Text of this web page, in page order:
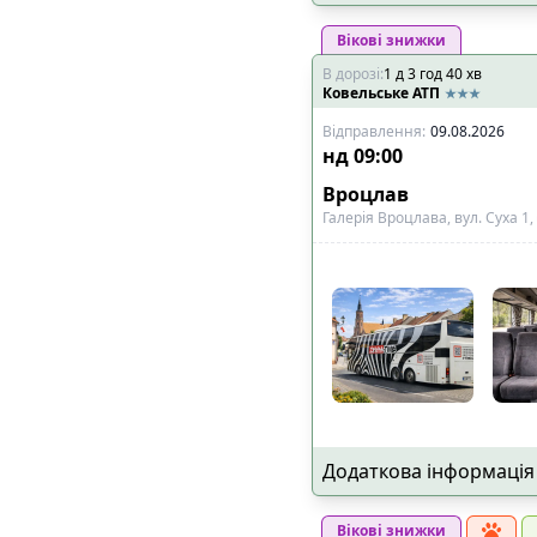
🚏Наявність пересадки
➡️Тільки прямі
📍Основне, що впливає
✅Виїзд і прибуття
конкретною
✅Дитяче крісло
🚍Тип транспорту
🚌
🚐VIP
👑Додатковий
🔌Електроніка та
Вікові знижки
В дорозі:1 д3 год40хв
Ковельське АТП
Відправлення: 09.08.2026
нд09:00
Вроцлав
Галерія Вроцлава, вул. Суха
Додаткова інформація
Вікові знижки